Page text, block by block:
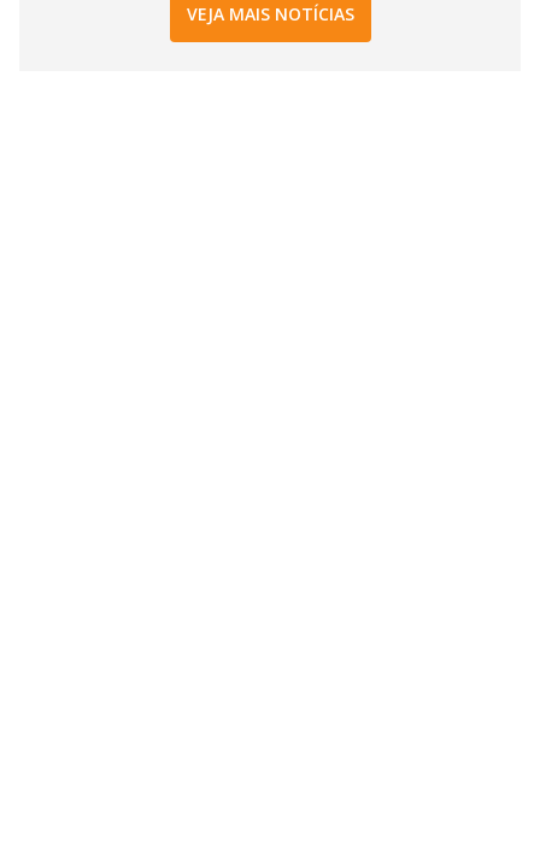
VEJA MAIS NOTÍCIAS